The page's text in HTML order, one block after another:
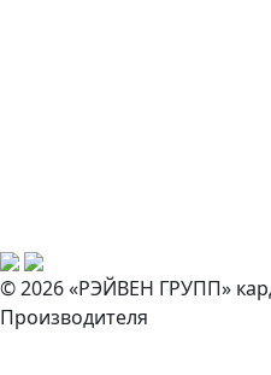
© 2026 «РЭЙВЕН ГРУПП»
Производителя